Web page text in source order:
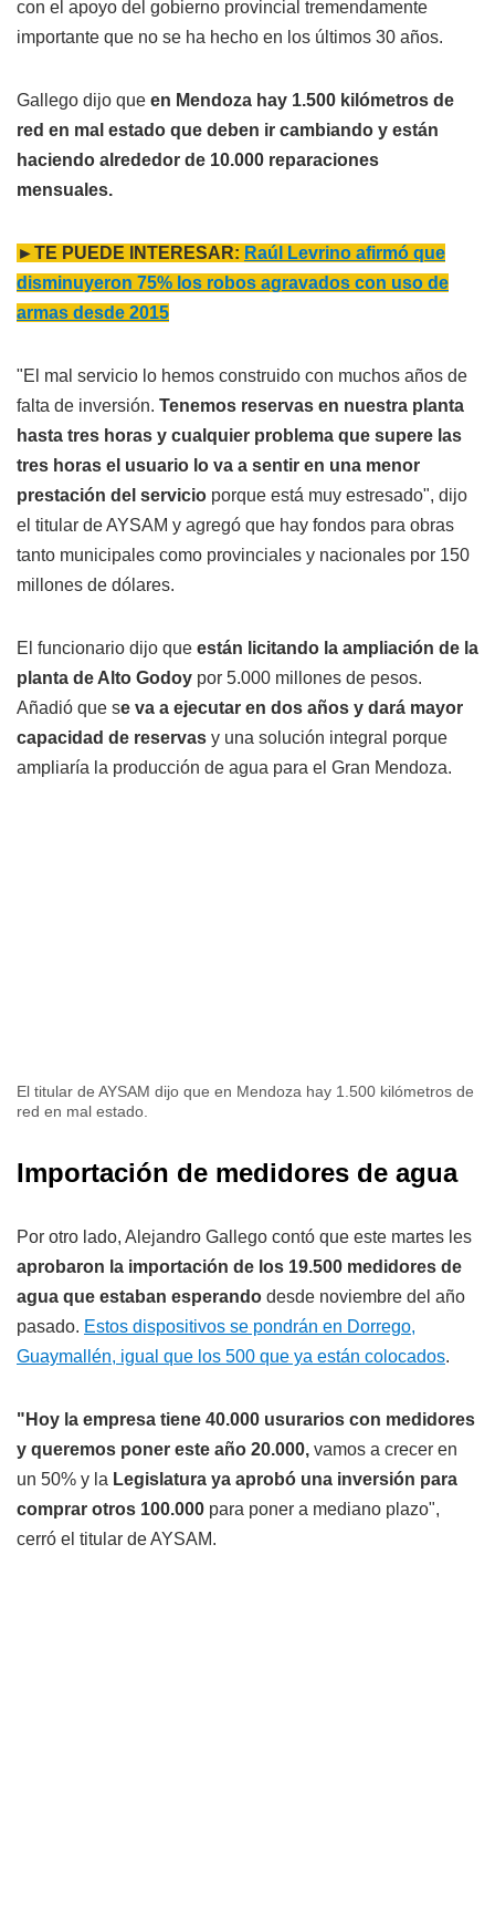
con el apoyo del gobierno provincial tremendamente
importante que no se ha hecho en los últimos 30 años.
Gallego dijo que en Mendoza hay 1.500 kilómetros de
red en mal estado que deben ir cambiando y están
haciendo alrededor de 10.000 reparaciones
mensuales.
►TE PUEDE INTERESAR: Raúl Levrino afirmó que
disminuyeron 75% los robos agravados con uso de
armas desde 2015
"El mal servicio lo hemos construido con muchos años de
falta de inversión. Tenemos reservas en nuestra planta
hasta tres horas y cualquier problema que supere las
tres horas el usuario lo va a sentir en una menor
prestación del servicio porque está muy estresado", dijo
el titular de AYSAM y agregó que hay fondos para obras
tanto municipales como provinciales y nacionales por 150
millones de dólares.
El funcionario dijo que están licitando la ampliación de la
planta de Alto Godoy por 5.000 millones de pesos.
Añadió que se va a ejecutar en dos años y dará mayor
capacidad de reservas y una solución integral porque
ampliaría la producción de agua para el Gran Mendoza.
El titular de AYSAM dijo que en Mendoza hay 1.500 kilómetros de
red en mal estado.
Importación de medidores de agua
Por otro lado, Alejandro Gallego contó que este martes les
aprobaron la importación de los 19.500 medidores de
agua que estaban esperando desde noviembre del año
pasado. Estos dispositivos se pondrán en Dorrego,
Guaymallén, igual que los 500 que ya están colocados.
"Hoy la empresa tiene 40.000 usurarios con medidores
y queremos poner este año 20.000, vamos a crecer en
un 50% y la Legislatura ya aprobó una inversión para
comprar otros 100.000 para poner a mediano plazo",
cerró el titular de AYSAM.